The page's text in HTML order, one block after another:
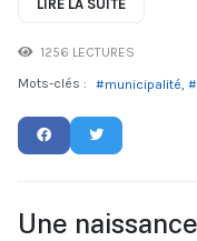
LIRE LA SUITE
1256 LECTURES
Mots-clés :
municipalité
Une